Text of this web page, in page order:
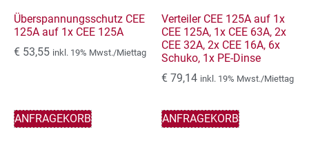
Überspannungsschutz CEE
125A auf 1x CEE 125A
€ 53,55 inkl. 19% Mwst./Miettag
ANFRAGEKORB
Verteiler CEE 125A auf 1x
CEE 125A, 1x CEE 63A, 2x
CEE 32A, 2x CEE 16A, 6x
Schuko, 1x PE-Dinse
€ 79,14 inkl. 19% Mwst./Miettag
ANFRAGEKORB